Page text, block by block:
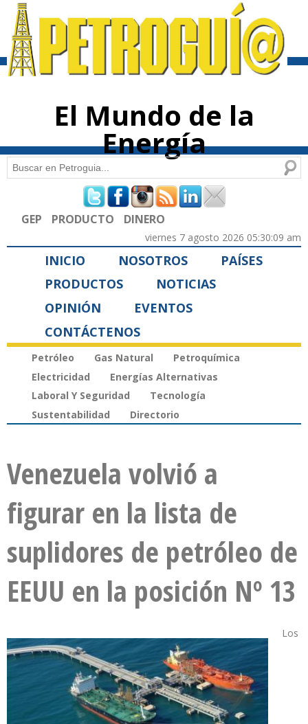
contenido
El Mundo de la
Energía
Formulario de búsqueda
Buscar
GEP PRODUCTO DINERO
viernes 7 agosto 2026 05:30:09 am
INICIO NOSOTROS
PAÍSES
PRODUCTOS
NOTICIAS
OPINIÓN
EVENTOS
CONTÁCTENOS
Petróleo Gas Natural
Petroquímica
Electricidad
Energías Alternativas
Laboral Y Seguridad
Tecnología
Sustentabilidad
Directorio
Venezuela volvió a
figurar en la lista de
suplidores de petróleo de
EEUU en la posición Nº 13
Los